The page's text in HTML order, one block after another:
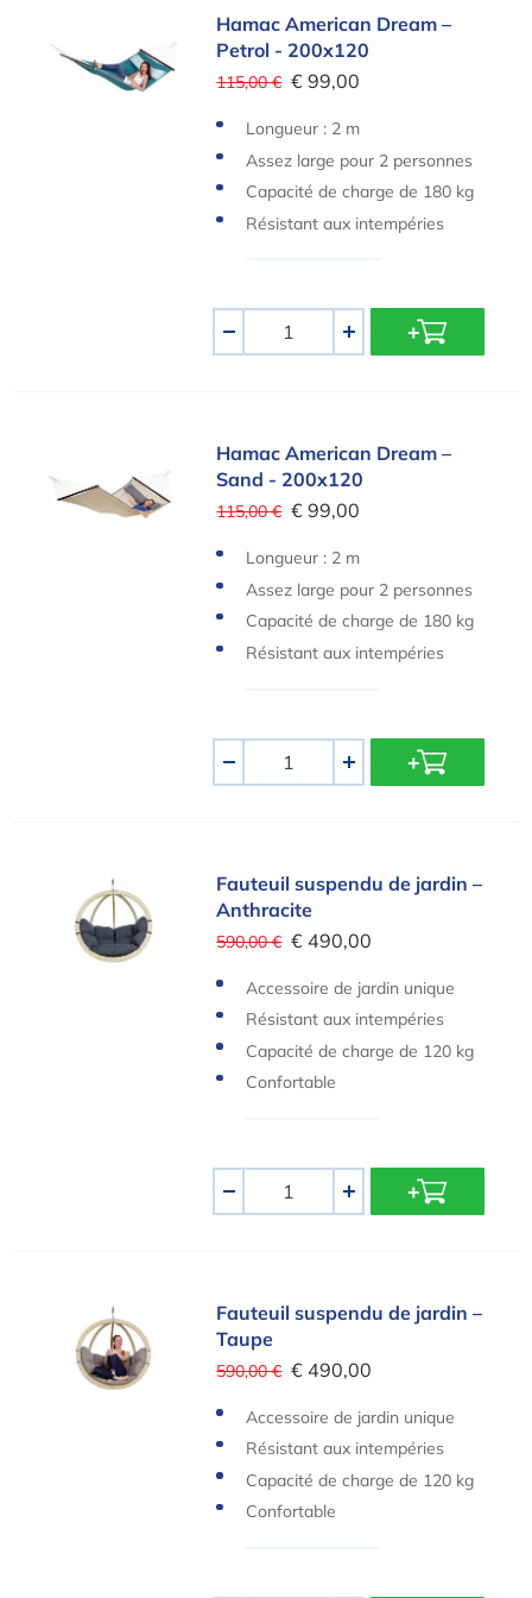
Hamac American Dream – Petrol - 200x120
Hamac American Dream –
Petrol - 200x120
115,00 € € 99,00
Longueur : 2 m
Assez large pour 2 personnes
Capacité de charge de 180 kg
Résistant aux intempéries
+
Hamac American Dream – Sand - 200x120
Hamac American Dream –
Sand - 200x120
115,00 € € 99,00
Longueur : 2 m
Assez large pour 2 personnes
Capacité de charge de 180 kg
Résistant aux intempéries
- +
Fauteuil suspendu de jardin – Anthracite
Fauteuil suspendu de jardin –
Anthracite
590,00 € € 490,00
Accessoire de jardin unique
Résistant aux intempéries
Capacité de charge de 120 kg
Confortable
+
Fauteuil suspendu de jardin – Taupe
Fauteuil suspendu de jardin –
Taupe
590,00 € € 490,00
Accessoire de jardin unique
Résistant aux intempéries
Capacité de charge de 120 kg
Confortable